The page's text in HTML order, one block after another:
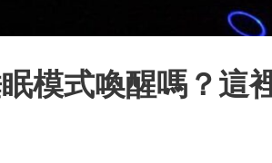
模式喚醒嗎？這